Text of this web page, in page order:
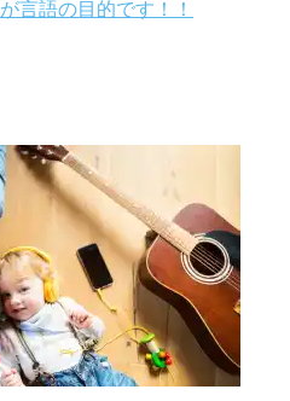
言語の目的です！！